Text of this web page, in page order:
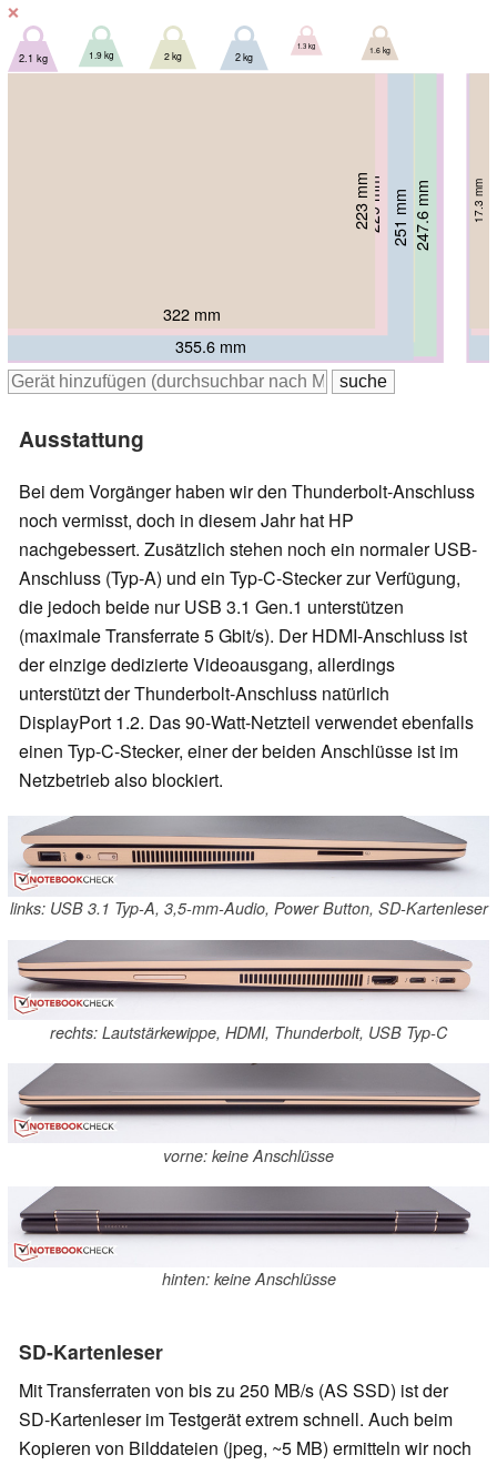
❌
382 mm
253 mm 20 mm
2.1 kg
375.9 mm
247.6 mm 16 mm
1.9 kg
357 mm
235 mm 17 mm
2 kg
355.6 mm
251 mm 17.8 mm
2 kg
333 mm
229 mm 16 mm
1.3 kg
322 mm
223 mm 17.3 mm
1.6 kg
Ausstattung
Bei dem Vorgänger haben wir den Thunderbolt-Anschluss
noch vermisst, doch in diesem Jahr hat HP
nachgebessert. Zusätzlich stehen noch ein normaler USB-
Anschluss (Typ-A) und ein Typ-C-Stecker zur Verfügung,
die jedoch beide nur USB 3.1 Gen.1 unterstützen
(maximale Transferrate 5 Gbit/s). Der HDMI-Anschluss ist
der einzige dedizierte Videoausgang, allerdings
unterstützt der Thunderbolt-Anschluss natürlich
DisplayPort 1.2. Das 90-Watt-Netzteil verwendet ebenfalls
einen Typ-C-Stecker, einer der beiden Anschlüsse ist im
Netzbetrieb also blockiert.
links: USB 3.1 Typ-A, 3,5-mm-Audio, Power Button, SD-Kartenleser
rechts: Lautstärkewippe, HDMI, Thunderbolt, USB Typ-C
vorne: keine Anschlüsse
hinten: keine Anschlüsse
SD-Kartenleser
Mit Transferraten von bis zu 250 MB/s (AS SSD) ist der
SD-Kartenleser im Testgerät extrem schnell. Auch beim
Kopieren von Bilddateien (jpeg, ~5 MB) ermitteln wir noch